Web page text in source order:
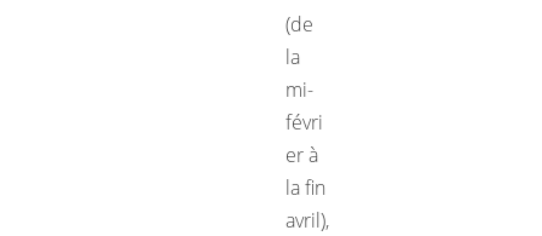
(de
la
mi-
févri
er à
la fin
avril),